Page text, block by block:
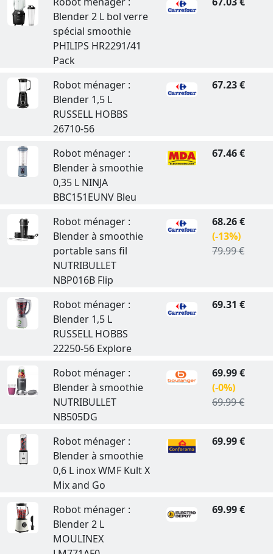
Blender 2 L bol verre
spécial smoothie
PHILIPS HR2291/41
Pack
Robot ménager :
Blender 1,5 L
RUSSELL HOBBS
26710-56
67.23 €
Robot ménager :
Blender à smoothie
0,35 L NINJA
BBC151EUNV Bleu
67.46 €
Robot ménager :
Blender à smoothie
portable sans fil
NUTRIBULLET
NBP016B Flip
68.26 €
(-13%)
79.99 €
Robot ménager :
Blender 1,5 L
RUSSELL HOBBS
22250-56 Explore
69.31 €
Robot ménager :
Blender à smoothie
NUTRIBULLET
NB505DG
69.99 €
(-0%)
69.99 €
Robot ménager :
Blender à smoothie
0,6 L inox WMF Kult X
Mix and Go
69.99 €
Robot ménager :
Blender 2 L
MOULINEX
69.99 €